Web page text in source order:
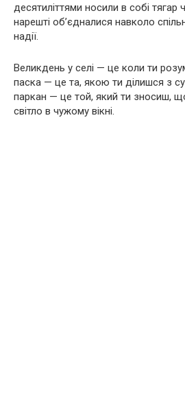
десятиліттями носили в собі тягар
нарешті об’єдналися навколо
надії.
Великдень у селі — це коли ти
паска — це та, якою ти ділишся з
паркан — це той, який ти зносиш,
світло в чужому вікні.